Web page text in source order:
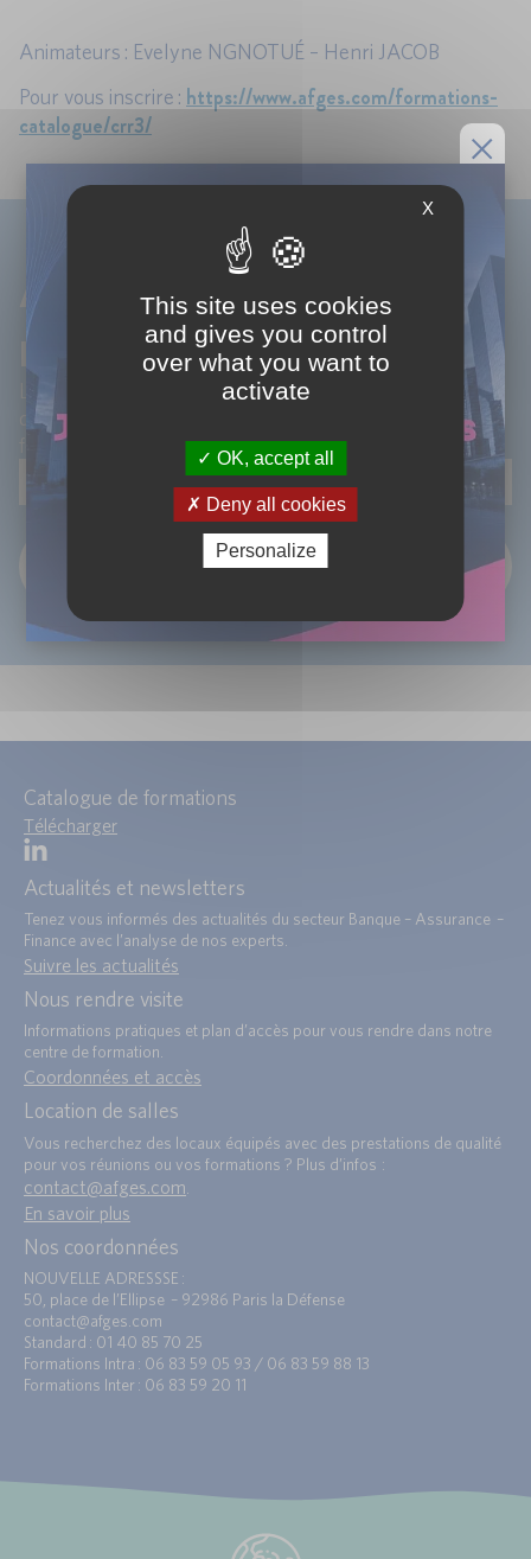
Animateurs : Evelyne NGNOTUÉ – Henri JACOB
Pour vous inscrire : https://www.afges.com/formations-
catalogue/crr3/
Abonnez-vous à notre
newsletter !
Laissez-nous votre email pour recevoir les articles
d'analyse de nos experts et les actualités de nos
formations.
OK
Catalogue de formations
Télécharger
Actualités et newsletters
Tenez vous informés des actualités du secteur Banque – Assurance –
Finance avec l’analyse de nos experts.
Suivre les actualités
Nous rendre visite
Informations pratiques et plan d’accès pour vous rendre dans notre
centre de formation.
Coordonnées et accès
Location de salles
Vous recherchez des locaux équipés avec des prestations de qualité
pour vos réunions ou vos formations ? Plus d’infos :
contact@afges.com
En savoir plus
Nos coordonnées
NOUVELLE ADRESSSE :
50, place de l’Ellipse – 92986 Paris la Défense
contact@afges.com
Standard : 01 40 85 70 25
Formations Intra : 06 83 59 05 93 / 06 83 59 88 13
Formations Inter : 06 83 59 20 11
X
This site uses cookies
and gives you control
over what you want to
activate
OK, accept all
Deny all cookies
Personalize